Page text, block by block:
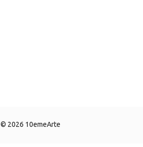
© 2026 10emeArte